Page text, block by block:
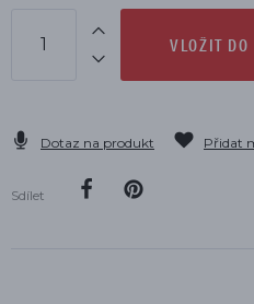
VLOŽIT
Dotaz na produkt Přidat
Sdílet